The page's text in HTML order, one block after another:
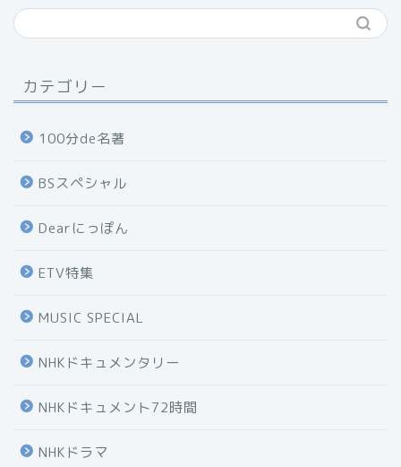
カテゴリー
100分de名著
BSスペシャル
Dearにっぽん
ETV特集
MUSIC SPECIAL
NHKドキュメンタリー
NHKドキュメント72時間
NHKドラマ